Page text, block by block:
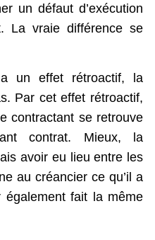
un défaut d’exécution
La vraie différence se
un effet rétroactif, la
Par cet effet rétroactif,
contractant se retrouve
contrat. Mieux, la
avoir eu lieu entre les
au créancier ce qu’il a
fait la même